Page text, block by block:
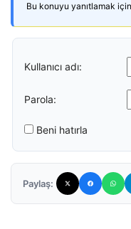
Bu konuyu yanıtlamak için
Kullanıcı adı:
Parola:
Beni hatırla
Paylaş: